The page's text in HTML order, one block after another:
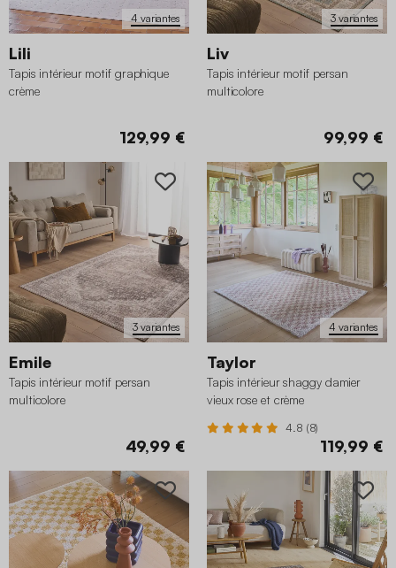
4 variantes
Lili
Tapis intérieur motif graphique
crème
129,99 €
3 variantes
Liv
Tapis intérieur motif persan
multicolore
99,99 €
3 variantes
Emile
Tapis intérieur motif persan
multicolore
49,99 €
4 variantes
Taylor
Tapis intérieur shaggy damier
vieux rose et crème
4.8 (8)
119,99 €